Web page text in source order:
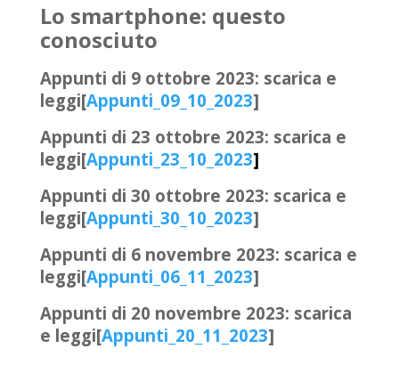
Lo smartphone: questo
conosciuto
Appunti di 9 ottobre 2023: scarica e
leggi[Appunti_09_10_2023]
Appunti di 23 ottobre 2023: scarica e
leggi[Appunti_23_10_2023]
Appunti di 30 ottobre 2023: scarica e
leggi[Appunti_30_10_2023]
Appunti di 6 novembre 2023: scarica e
leggi[Appunti_06_11_2023]
Appunti di 20 novembre 2023: scarica
e leggi[Appunti_20_11_2023]